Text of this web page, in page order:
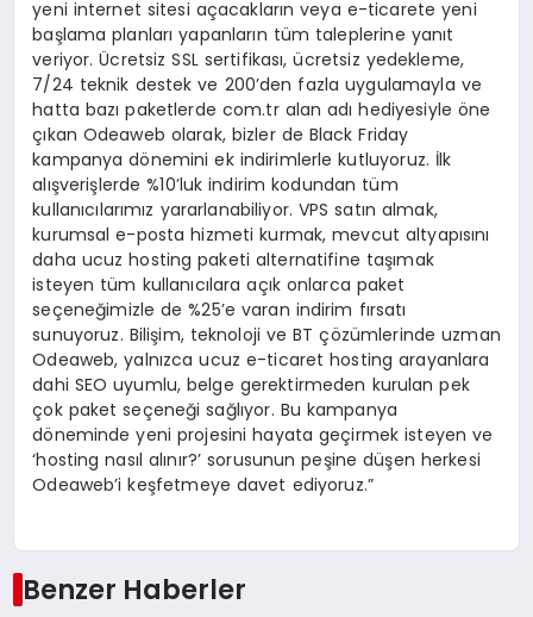
yeni internet sitesi açacakların veya e-ticarete yeni
başlama planları yapanların tüm taleplerine yanıt
veriyor. Ücretsiz SSL sertifikası, ücretsiz yedekleme,
7/24 teknik destek ve 200’den fazla uygulamayla ve
hatta bazı paketlerde com.tr alan adı hediyesiyle öne
çıkan Odeaweb olarak, bizler de Black Friday
kampanya dönemini ek indirimlerle kutluyoruz. İlk
alışverişlerde %10’luk indirim kodundan tüm
kullanıcılarımız yararlanabiliyor. VPS satın almak,
kurumsal e-posta hizmeti kurmak, mevcut altyapısını
daha ucuz hosting paketi alternatifine taşımak
isteyen tüm kullanıcılara açık onlarca paket
seçeneğimizle de %25’e varan indirim fırsatı
sunuyoruz. Bilişim, teknoloji ve BT çözümlerinde uzman
Odeaweb, yalnızca ucuz e-ticaret hosting arayanlara
dahi SEO uyumlu, belge gerektirmeden kurulan pek
çok paket seçeneği sağlıyor. Bu kampanya
döneminde yeni projesini hayata geçirmek isteyen ve
‘hosting nasıl alınır?’ sorusunun peşine düşen herkesi
Odeaweb’i keşfetmeye davet ediyoruz.”
Benzer Haberler